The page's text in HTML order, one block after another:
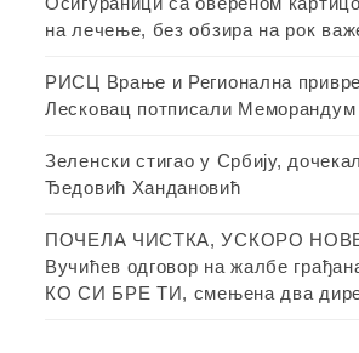
на лечење, без обзира на рок
РИСЦ Врање и Регионална
Лесковац потписали
Зеленски стигао у Србију,
Ђедовић Хандановић
ПОЧЕЛА ЧИСТКА, УСКОРО
Вучићев одговор на жалбе
КО СИ БРЕ ТИ, смењена два